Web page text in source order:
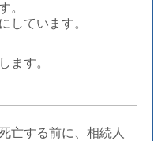
。
しています。
ます。
亡する前に、相続人